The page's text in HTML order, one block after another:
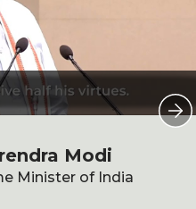
Modi
Minister of India